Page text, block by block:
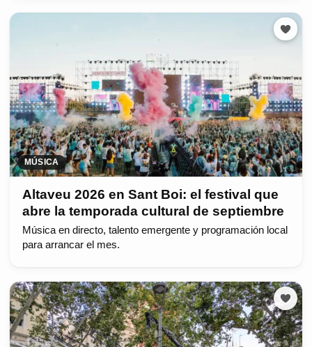
MÚSICA
Altaveu 2026 en Sant Boi: el festival que
abre la temporada cultural de septiembre
Música en directo, talento emergente y programación local
para arrancar el mes.